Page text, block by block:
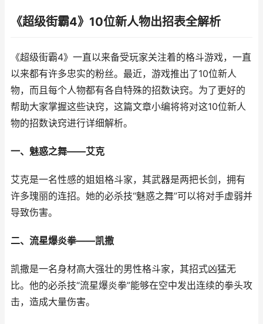
《超级街霸4》10位新人物出招表全解析
《超级街霸4》一直以来备受玩家关注着的格斗游戏，一直
以来都有许多忠实的粉丝。最近，游戏推出了10位新人
物，而且每个人物都有各自特殊的招数诀窍。为了更好的
帮助大家掌握这些诀窍，这篇文章小编将将对这10位新人
物的招数诀窍进行详细解析。
一、魅惑之舞——艾克
艾克是一名性感的姐姐格斗家，其武器是两把长剑，拥有
许多瑰丽的连招。她的必杀技“魅惑之舞”可以将对手虚弱并
导致伤害。
二、流星爆炎拳——凯撒
凯撒是一名身材高大强壮的男性格斗家，其招式凶猛无
比。他的必杀技“流星爆炎拳”能够在空中发出连续的拳头攻
击，造成大量伤害。